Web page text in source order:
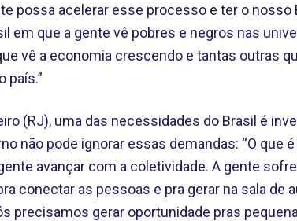
possa acelerar esse processo e ter o nosso
em que a gente vê pobres e negros nas
vê a economia crescendo e tantas outras
país.”
(RJ), uma das necessidades do Brasil é
não pode ignorar essas demandas: “O que
avançar com a coletividade. A gente
conectar as pessoas e pra gerar na sala de
precisamos gerar oportunidade pras